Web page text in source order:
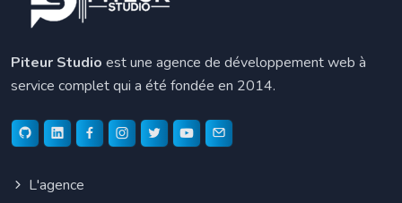
Piteur Studio est une agence de développement web à
service complet qui a été fondée en 2014.
L'agence